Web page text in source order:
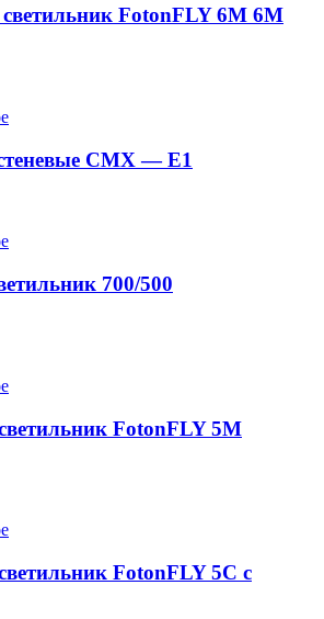
FotonFLY 6М 6М
СМХ — Е1
700/500
FotonFLY 5М
FotonFLY 5С с